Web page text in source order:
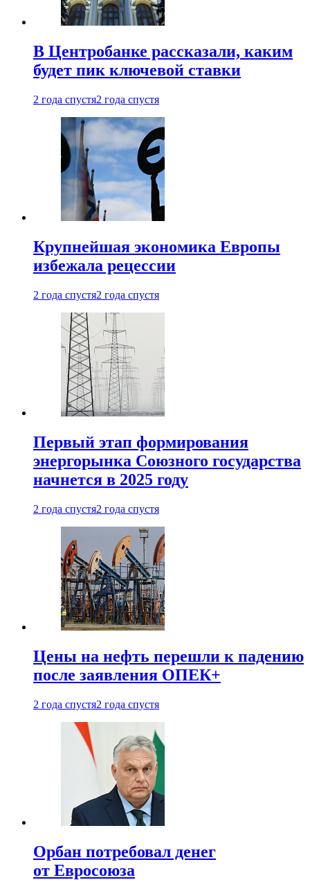
В Центробанке рассказали, каким
будет пик ключевой ставки
2 года спустя2 года спустя
Крупнейшая экономика Европы
избежала рецессии
2 года спустя2 года спустя
Первый этап формирования
энергорынка Союзного государства
начнется в 2025 году
2 года спустя2 года спустя
Цены на нефть перешли к падению
после заявления ОПЕК+
2 года спустя2 года спустя
Орбан потребовал денег
от Евросоюза